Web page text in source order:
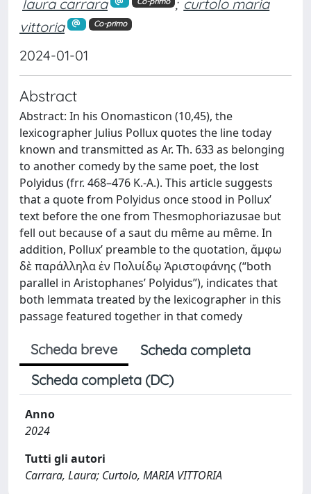
laura carrara ; curtolo maria
vittoria
Co-primo
2024-01-01
Abstract
Abstract: In his Onomasticon (10,45), the
lexicographer Julius Pollux quotes the line today
known and transmitted as Ar. Th. 633 as belonging
to another comedy by the same poet, the lost
Polyidus (frr. 468–476 K.-A.). This article suggests
that a quote from Polyidus once stood in Pollux’
text before the one from Thesmophoriazusae but
fell out because of a saut du même au même. In
addition, Pollux’ preamble to the quotation, ἄμφω
δὲ παράλληλα ἐν Πολυίδῳ Ἀριστοφάνης (“both
parallel in Aristophanes’ Polyidus”), indicates that
both lemmata treated by the lexicographer in this
passage featured together in that comedy
Scheda breve
Scheda completa
Scheda completa (DC)
Anno
2024
Tutti gli autori
Carrara, Laura; Curtolo, MARIA VITTORIA